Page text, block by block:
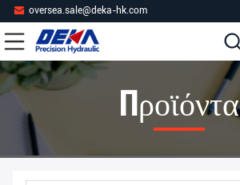
oversea.sale@deka-hk.com
Προϊόντα